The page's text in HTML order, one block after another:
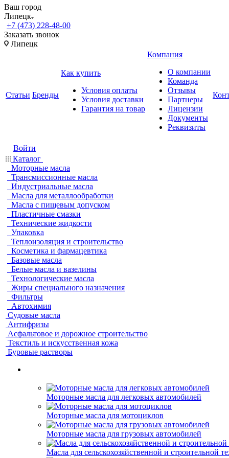
Ваш город
Липецк
+7 (473) 228-48-00
Заказать звонок
Липецк
Статьи Бренды
Как купить
Условия оплаты
Условия доставки
Гарантия на товар
Компания
О компании
Команда
Отзывы
Партнеры
Лицензии
Документы
Реквизиты
Войти
Каталог
Моторные масла
Трансмиссионные масла
Индустриальные масла
Масла для металлообработки
Масла с пищевым допуском
Пластичные смазки
Технические жидкости
Упаковка
Теплоизоляция и строительство
Косметика и фармацевтика
Базовые масла
Белые масла и вазелины
Технологические масла
Жиры специального назначения
Фильтры
Автохимия
Судовые масла
Антифризы
Асфальтовое и дорожное строительство
Текстиль и искусственная кожа
Буровые растворы
Моторные масла для легковых автомобилей
Моторные масла для мотоциклов
Моторные масла для грузовых автомобилей
Масла для сельскохозяйственной и строительной